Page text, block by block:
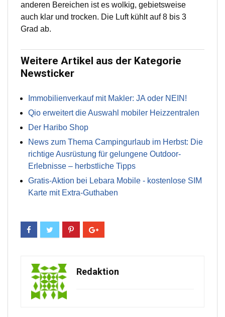
anderen Bereichen ist es wolkig, gebietsweise
auch klar und trocken. Die Luft kühlt auf 8 bis 3
Grad ab.
Weitere Artikel aus der Kategorie
Newsticker
Immobilienverkauf mit Makler: JA oder NEIN!
Qio erweitert die Auswahl mobiler Heizzentralen
Der Haribo Shop
News zum Thema Campingurlaub im Herbst: Die
richtige Ausrüstung für gelungene Outdoor-
Erlebnisse – herbstliche Tipps
Gratis-Aktion bei Lebara Mobile - kostenlose SIM
Karte mit Extra-Guthaben
Redaktion